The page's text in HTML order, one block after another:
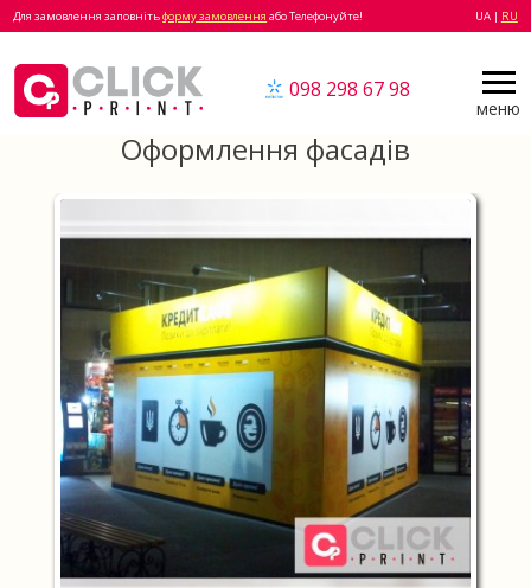
Для замовлення заповнітьформу замовлення або Телефонуйте! UA | RU
меню
098 298 67 98
Оформлення фасадів